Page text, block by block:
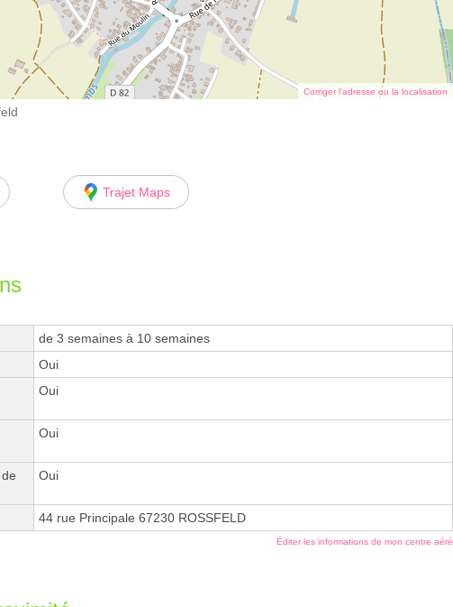
Corriger l’adresse ou la localisation
Trajet Maps
de 3 semaines à 10 semaines
Oui
Oui
Oui
Oui
44 rue Principale 67230 ROSSFELD
Éditer les informations de mon centre aéré